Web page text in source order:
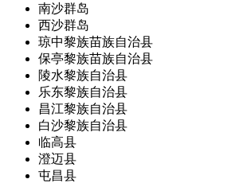
南沙群岛
西沙群岛
琼中黎族苗族自治县
保亭黎族苗族自治县
陵水黎族自治县
乐东黎族自治县
昌江黎族自治县
白沙黎族自治县
临高县
澄迈县
屯昌县